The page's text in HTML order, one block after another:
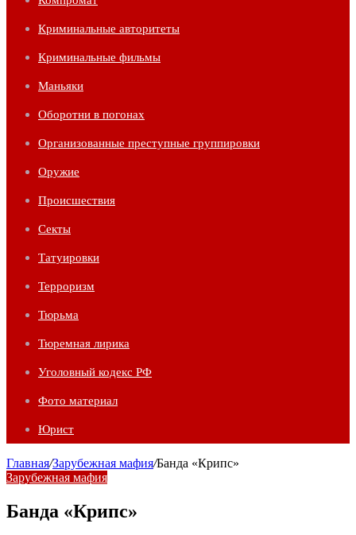
Криминальные авторитеты
Криминальные фильмы
Маньяки
Оборотни в погонах
Организованные преступные группировки
Оружие
Происшествия
Секты
Татуировки
Терроризм
Тюрьма
Тюремная лирика
Уголовный кодекс РФ
Фото материал
Юрист
Главная/Зарубежная мафия/Банда «Крипс»
Зарубежная мафия
Банда «Крипс»